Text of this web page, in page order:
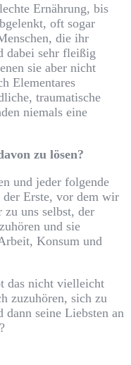
Ernährung, bis
oft sogar
die ihr
dabei sehr fleißig
sie aber nicht
Elementares
traumatische
niemals eine
zu lösen?
und jeder folgende
Erste, vor dem wir
zu uns selbst, der
und sie
Konsum und
das nicht vielleicht
zuzuhören, sich zu
seine Liebsten an